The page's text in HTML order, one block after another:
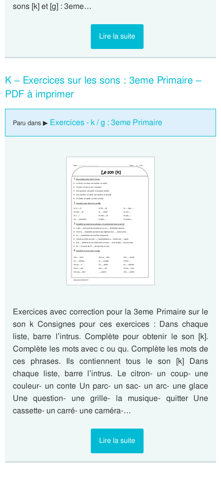
sons [k] et [g] : 3eme…
Lire la suite
K – Exercices sur les sons : 3eme Primaire –
PDF à imprimer
Paru dans ▶ Exercices - k / g : 3eme Primaire
Exercices avec correction pour la 3eme Primaire sur le
son k Consignes pour ces exercices : Dans chaque
liste, barre l’intrus. Complète pour obtenir le son [k].
Complète les mots avec c ou qu. Complète les mots de
ces phrases. Ils contiennent tous le son [k] Dans
chaque liste, barre l’intrus. Le citron- un coup- une
couleur- un conte Un parc- un sac- un arc- une glace
Une question- une grille- la musique- quitter Une
cassette- un carré- une caméra-…
Lire la suite